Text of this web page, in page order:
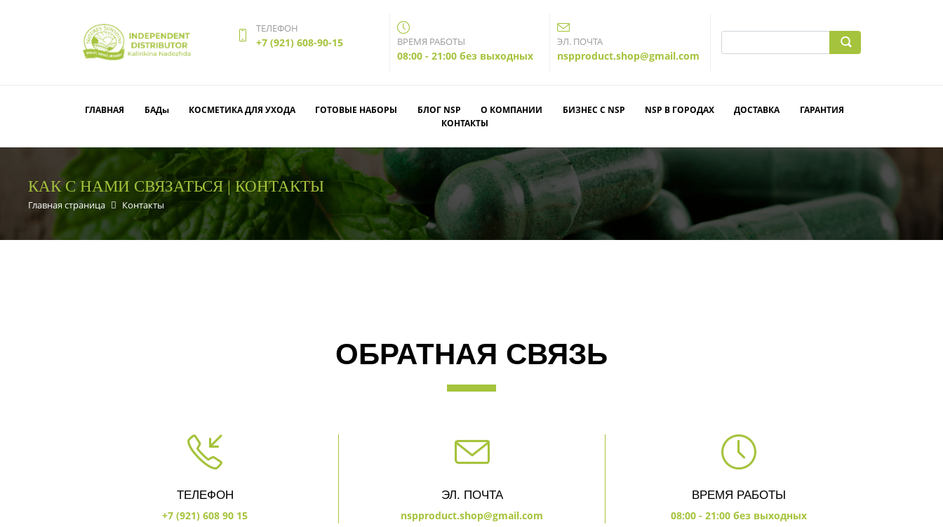
ТЕЛЕФОН
+7 (921) 608-90-15 ВРЕМЯ РАБОТЫ
08:00 - 21:00 без выходных
ЭЛ. ПОЧТА
nspproduct.shop@gmail.com
ГЛАВНАЯ БАДы КОСМЕТИКА ДЛЯ УХОДА ГОТОВЫЕ НАБОРЫ БЛОГ NSP О КОМПАНИИ БИЗНЕС С NSP NSP В ГОРОДАХ ДОСТАВКА
ГАРАНТИЯ
КОНТАКТЫ
КАК С НАМИ СВЯЗАТЬСЯ | КОНТАКТЫ
Главная страница Контакты
ОБРАТНАЯ СВЯЗЬ
ТЕЛЕФОН
+7 (921) 608 90 15
ЭЛ. ПОЧТА
nspproduct.shop@gmail.com
ВРЕМЯ РАБОТЫ
08:00 - 21:00 без выходных